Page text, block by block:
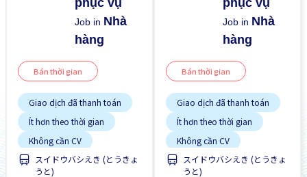
phục vụ
Job in Nhà
hàng
Bán thời gian
Giao dịch đã thanh toán
Ít hơn theo thời gian
Không cần CV
Không cần kinh nghiệm
スイドウバシえき (とうきょ
うと)
phục vụ
Job in Nhà
hàng
Bán thời gian
Giao dịch đã thanh toán
Ít hơn theo thời gian
Không cần CV
Không cần kinh nghiệm
スイドウバシえき (とうきょ
うと)